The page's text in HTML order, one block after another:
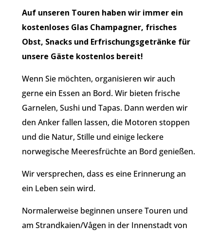
Auf unseren Touren haben wir immer ein
kostenloses Glas Champagner, frisches
Obst, Snacks und Erfrischungsgetränke für
unsere Gäste kostenlos bereit!
Wenn Sie möchten, organisieren wir auch
gerne ein Essen an Bord. Wir bieten frische
Garnelen, Sushi und Tapas. Dann werden wir
den Anker fallen lassen, die Motoren stoppen
und die Natur, Stille und einige leckere
norwegische Meeresfrüchte an Bord genießen.
Wir versprechen, dass es eine Erinnerung an
ein Leben sein wird.
Normalerweise beginnen unsere Touren und
am Strandkaien/Vågen in der Innenstadt von